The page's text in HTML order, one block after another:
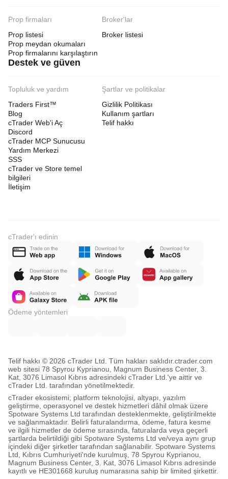
Prop firmaları
Prop listesi
Prop meydan okumaları
Prop firmalarını karşılaştırın
Broker'lar
Broker listesi
Destek ve güven
Topluluk ve yardım
Traders First™
Blog
cTrader Web'i Aç
Discord
cTrader MCP Sunucusu
Yardım Merkezi
SSS
cTrader ve Store temel
bilgileri
İletişim
Şartlar ve politikalar
Gizlilik Politikası
Kullanım şartları
Telif hakkı
cTrader'ı edinin
Ödeme yöntemleri
Telif hakkı © 2026 cTrader Ltd. Tüm hakları saklıdır.ctrader.com
web sitesi 78 Spyrou Kyprianou, Magnum Business Center, 3.
Kat, 3076 Limasol Kıbrıs adresindeki cTrader Ltd.'ye aittir ve
cTrader Ltd. tarafından yönetilmektedir.
cTrader ekosistemi; platform teknolojisi, altyapı, yazılım
geliştirme, operasyonel ve destek hizmetleri dâhil olmak üzere
Spotware Systems Ltd tarafından desteklenmekte, geliştirilmekte
ve sağlanmaktadır. Belirli faturalandırma, ödeme, fatura kesme
ve ilgili hizmetler de ödeme sırasında, faturalarda veya geçerli
şartlarda belirtildiği gibi Spotware Systems Ltd ve/veya aynı grup
içindeki diğer şirketler tarafından sağlanabilir. Spotware Systems
Ltd, Kıbrıs Cumhuriyeti'nde kurulmuş, 78 Spyrou Kyprianou,
Magnum Business Center, 3. Kat, 3076 Limasol Kıbrıs adresinde
kayıtlı ve HE301668 kuruluş numarasına sahip bir limited şirkettir.